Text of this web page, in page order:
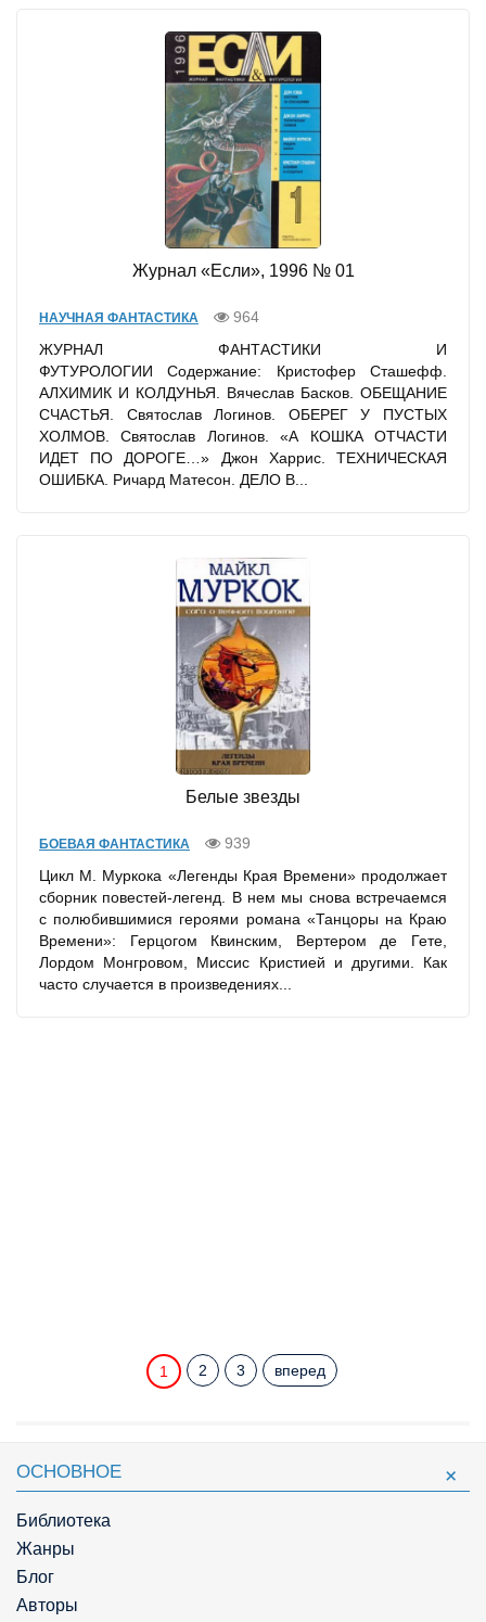
Журнал «Если», 1996 № 01
НАУЧНАЯ ФАНТАСТИКА
964
ЖУРНАЛ ФАНТАСТИКИ И
ФУТУРОЛОГИИ Содержание: Кристофер Сташефф.
АЛХИМИК И КОЛДУНЬЯ. Вячеслав Басков. ОБЕЩАНИЕ
СЧАСТЬЯ. Святослав Логинов. ОБЕРЕГ У ПУСТЫХ
ХОЛМОВ. Святослав Логинов. «А КОШКА ОТЧАСТИ
ИДЕТ ПО ДОРОГЕ…» Джон Харрис. ТЕХНИЧЕСКАЯ
ОШИБКА. Ричард Матесон. ДЕЛО В...
Белые звезды
БОЕВАЯ ФАНТАСТИКА
939
Цикл М. Муркока «Легенды Края Времени» продолжает
сборник повестей-легенд. В нем мы снова встречаемся
с полюбившимися героями романа «Танцоры на Краю
Времени»: Герцогом Квинским, Вертером де Гете,
Лордом Монгровом, Миссис Кристией и другими. Как
часто случается в произведениях...
1 2 3 вперед
ОСНОВНОЕ
Библиотека
Жанры
Блог
Авторы